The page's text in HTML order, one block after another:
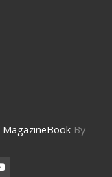
MagazineBookBy